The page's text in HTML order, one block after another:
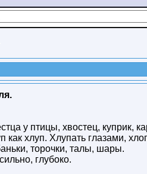
у птицы, хвостец, куприк,
как хлуп. Хлупать глазами,
торочки, талы, шары.
глубоко.